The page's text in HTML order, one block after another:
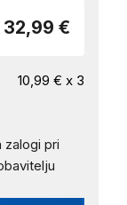
32,99 €
10,99 € x 3
zalogi pri